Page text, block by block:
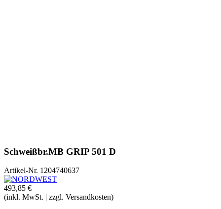
Schweißbr.MB GRIP 501 D
Artikel-Nr. 1204740637
493,85 €
(inkl. MwSt. | zzgl. Versandkosten)